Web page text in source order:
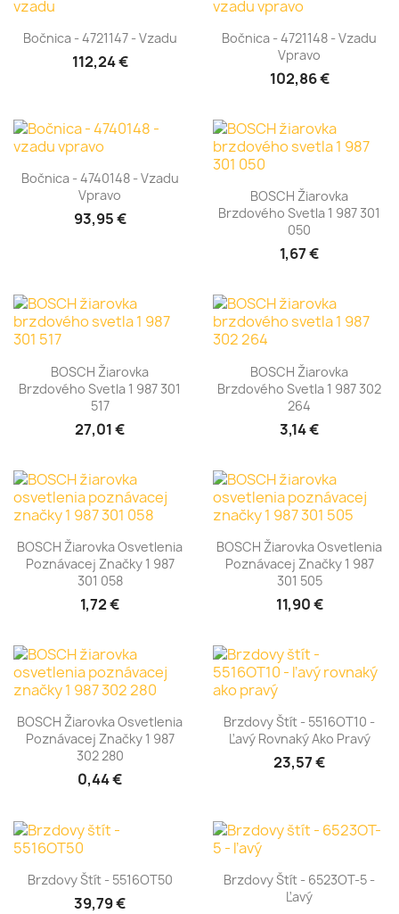
Bočnica - 4721147 - Vzadu
112,24 €
Bočnica - 4721148 - Vzadu
Vpravo
102,86 €
Bočnica - 4740148 - Vzadu
Vpravo
93,95 €
BOSCH Žiarovka
Brzdového Svetla 1 987 301
050
1,67 €
BOSCH Žiarovka
Brzdového Svetla 1 987 301
517
27,01 €
BOSCH Žiarovka
Brzdového Svetla 1 987 302
264
3,14 €
BOSCH Žiarovka Osvetlenia
Poznávacej Značky 1 987
301 058
1,72 €
BOSCH Žiarovka Osvetlenia
Poznávacej Značky 1 987
301 505
11,90 €
BOSCH Žiarovka Osvetlenia
Poznávacej Značky 1 987
302 280
0,44 €
Brzdovy Štít - 5516OT10 -
Ľavý Rovnaký Ako Pravý
23,57 €
Brzdovy Štít - 5516OT50
39,79 €
Brzdovy Štít - 6523OT-5 -
Ľavý